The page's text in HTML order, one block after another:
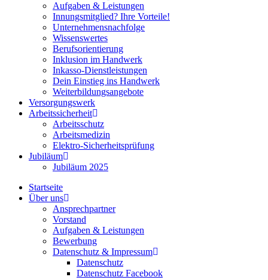
Aufgaben & Leistungen
Innungsmitglied? Ihre Vorteile!
Unternehmensnachfolge
Wissenswertes
Berufsorientierung
Inklusion im Handwerk
Inkasso-Dienstleistungen
Dein Einstieg ins Handwerk
Weiterbildungsangebote
Versorgungswerk
Arbeitssicherheit
Arbeitsschutz
Arbeitsmedizin
Elektro-Sicherheitsprüfung
Jubiläum
Jubiläum 2025
Startseite
Über uns
Ansprechpartner
Vorstand
Aufgaben & Leistungen
Bewerbung
Datenschutz & Impressum
Datenschutz
Datenschutz Facebook